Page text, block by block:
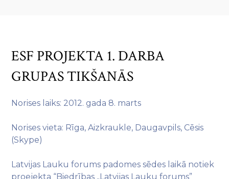
ESF PROJEKTA 1. DARBA
GRUPAS TIKŠANĀS
Norises laiks: 2012. gada 8. marts
Norises vieta: Rīga, Aizkraukle, Daugavpils, Cēsis
(Skype)
Latvijas Lauku forums padomes sēdes laikā notiek
proejekta “Biedrības „Latvijas Lauku forums”